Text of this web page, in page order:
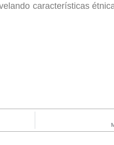
características